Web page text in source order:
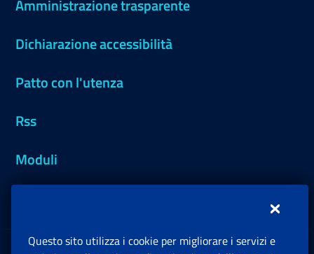
Amministrazione trasparente
Dichiarazione accessibilità
Patto con l'utenza
Rss
Moduli
Questo sito utilizza i cookie per migliorare i servizi e